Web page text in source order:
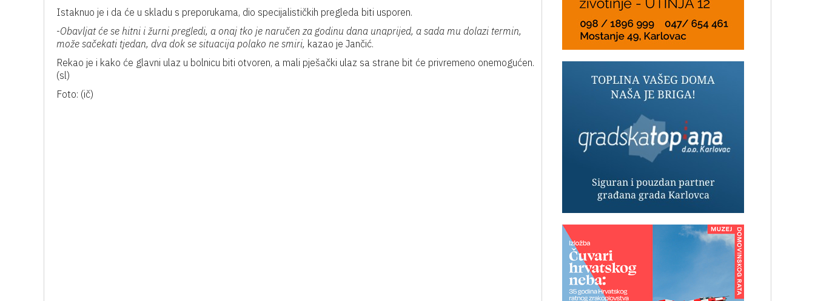
Istaknuo je i da će u skladu s preporukama, dio specijalističkih pregleda biti usporen.
-Obavljat će se hitni i žurni pregledi, a onaj tko je naručen za godinu dana unaprijed, a sada mu dolazi termin,
može sačekati tjedan, dva dok se situacija polako ne smiri, kazao je Jančić.
Rekao je i kako će glavni ulaz u bolnicu biti otvoren, a mali pješački ulaz sa strane bit će privremeno onemogućen.
(sl)
Foto: (ič)